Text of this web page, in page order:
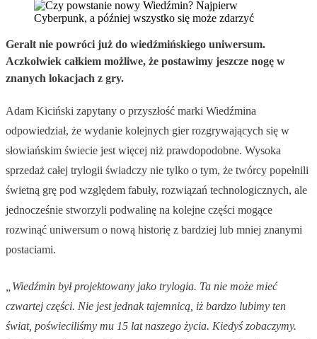
Geralt nie powróci już do wiedźmińskiego uniwersum.
Aczkolwiek całkiem możliwe, że postawimy jeszcze nogę w
znanych lokacjach z gry.
Adam Kiciński zapytany o przyszłość marki Wiedźmina
odpowiedział, że wydanie kolejnych gier rozgrywających się w
słowiańskim świecie jest więcej niż prawdopodobne. Wysoka
sprzedaż całej trylogii świadczy nie tylko o tym, że twórcy popełnili
świetną grę pod względem fabuły, rozwiązań technologicznych, ale
jednocześnie stworzyli podwalinę na kolejne części mogące
rozwinąć uniwersum o nową historię z bardziej lub mniej znanymi
postaciami.
„Wiedźmin był projektowany jako trylogia. Ta nie może mieć
czwartej części. Nie jest jednak tajemnicą, iż bardzo lubimy ten
świat, poświeciliśmy mu 15 lat naszego życia. Kiedyś zobaczymy.